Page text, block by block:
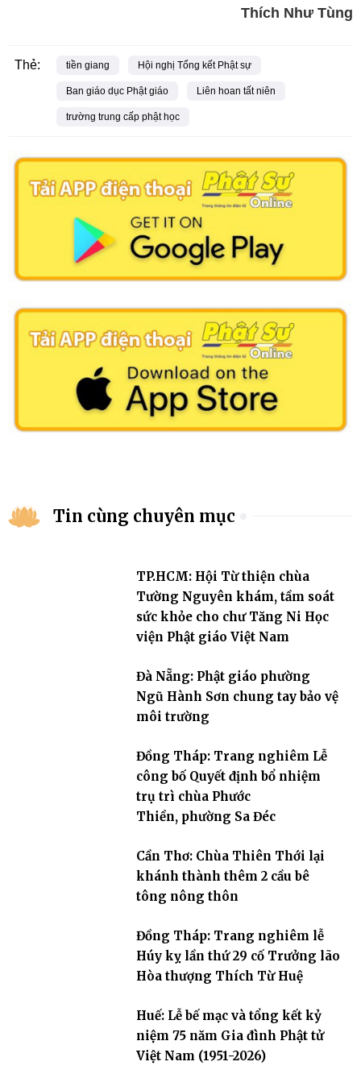
Thích Như Tùng
Thẻ: tiền giang Hội nghị Tổng kết Phật sự
Ban giáo dục Phật giáo Liên hoan tất niên
trường trung cấp phật học
Tin cùng chuyên mục
TP.HCM: Hội Từ thiện chùa
Tường Nguyên khám, tầm soát
sức khỏe cho chư Tăng Ni Học
viện Phật giáo Việt Nam
Đà Nẵng: Phật giáo phường
Ngũ Hành Sơn chung tay bảo vệ
môi trường
Đồng Tháp: Trang nghiêm Lễ
công bố Quyết định bổ nhiệm
trụ trì chùa Phước
Thiền, phường Sa Đéc
Cần Thơ: Chùa Thiên Thới lại
khánh thành thêm 2 cầu bê
tông nông thôn
Đồng Tháp: Trang nghiêm lễ
Húy kỵ lần thứ 29 cố Trưởng lão
Hòa thượng Thích Từ Huệ
Huế: Lễ bế mạc và tổng kết kỷ
niệm 75 năm Gia đình Phật tử
Việt Nam (1951-2026)